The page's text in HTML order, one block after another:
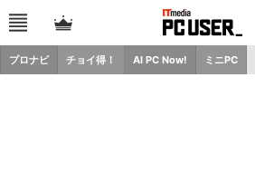
プロナビ チョイ得！ AI PC Now! ミニPC